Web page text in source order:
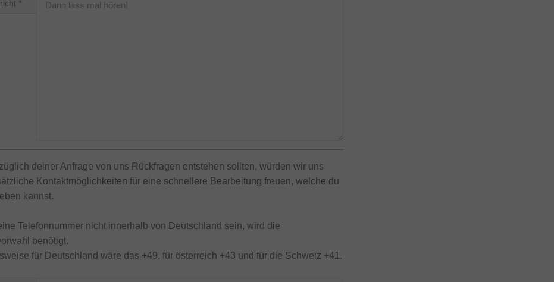
*
deiner Anfrage von uns Rückfragen entstehen sollten, würden wir uns
Kontaktmöglichkeiten für eine schnellere Bearbeitung freuen, welche du
kannst.
Telefonnummer nicht innerhalb von Deutschland sein, wird die
benötigt.
für Deutschland wäre das +49, für österreich +43 und für die Schweiz +41.